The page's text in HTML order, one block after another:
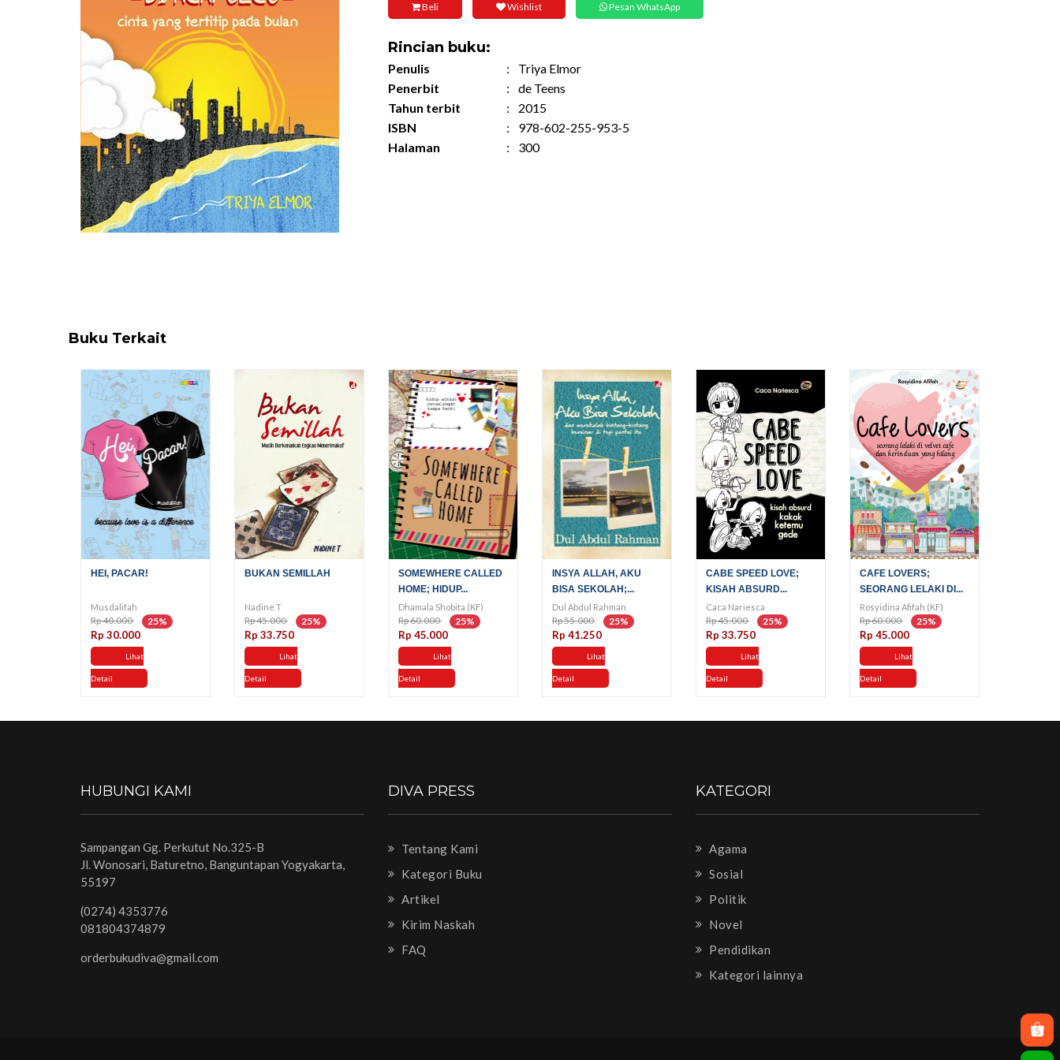
Beli Wishlist Pesan WhatsApp
Rincian buku:
Penulis :
Triya Elmor
Penerbit
:
de Teens
Tahun terbit
:
2015
ISBN
:
978-602-255-953-5
Halaman
: 300
Buku Terkait
HEI, PACAR!
Musdalifah
Rp 40.000 25%
Rp 30.000
Lihat
Detail
BUKAN SEMILLAH
Nadine T
Rp 45.000 25%
Rp 33.750
Lihat
Detail
SOMEWHERE CALLED
HOME; HIDUP...
Dhamala Shobita (KF)
Rp 60.000 25%
Rp 45.000
Lihat
Detail
INSYA ALLAH, AKU
BISA SEKOLAH;...
Dul Abdul Rahman
Rp 55.000 25%
Rp 41.250
Lihat
Detail
CABE SPEED LOVE;
KISAH ABSURD...
Caca Nariesca
Rp 45.000 25%
Rp 33.750
Lihat
Detail
CAFE LOVERS;
SEORANG LELAKI DI...
Rosyidina Afifah (KF)
Rp 60.000 25%
Rp 45.000
Lihat
Detail
HUBUNGI KAMI
Sampangan Gg. Perkutut No.325-B
Jl. Wonosari, Baturetno, Banguntapan Yogyakarta,
55197
(0274) 4353776
081804374879
orderbukudiva@gmail.com
DIVA PRESS
Tentang Kami
Kategori Buku
Artikel
Kirim Naskah
FAQ
KATEGORI
Agama
Sosial
Politik
Novel
Pendidikan
Kategori lainnya